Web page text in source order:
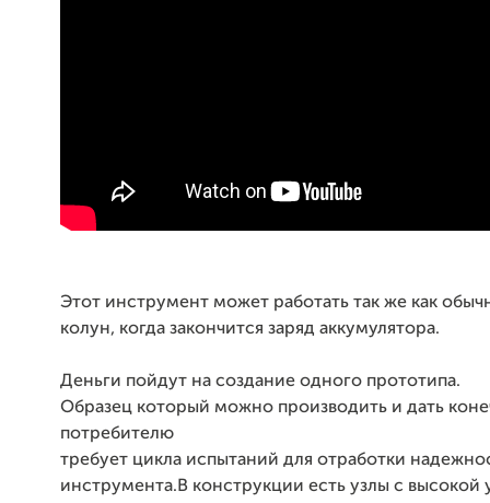
Этот инструмент может работать так же как
колун, когда закончится заряд аккумулятора.
Деньги пойдут на создание одного прототипа.
Образец который можно производить и дать
потребителю
требует цикла испытаний для отработки
инструмента.В конструкции есть узлы с высокой